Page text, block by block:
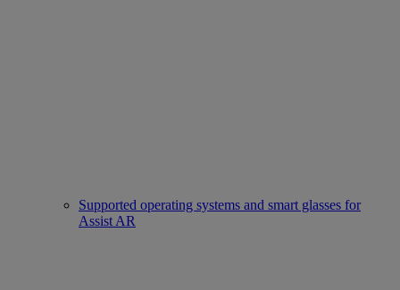
Supported operating systems and smart glasses for
Assist AR